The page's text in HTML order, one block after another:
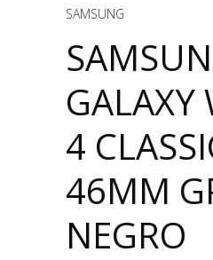
SAMSUNG
GALAXY
4
46MM
NEGRO